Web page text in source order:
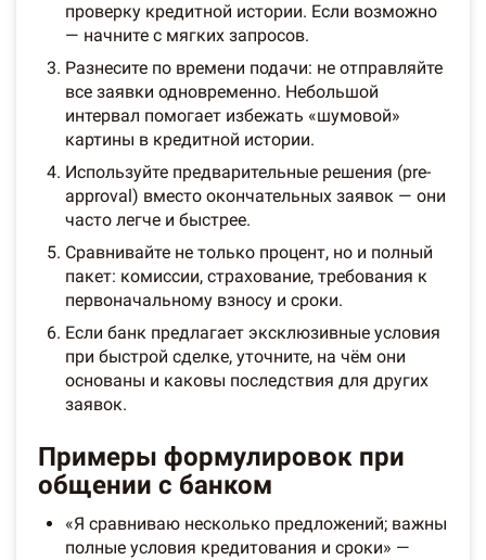
проверку кредитной истории. Если возможно
— начните с мягких запросов.
Разнесите по времени подачи: не отправляйте
все заявки одновременно. Небольшой
интервал помогает избежать «шумовой»
картины в кредитной истории.
Используйте предварительные решения (pre-
approval) вместо окончательных заявок — они
часто легче и быстрее.
Сравнивайте не только процент, но и полный
пакет: комиссии, страхование, требования к
первоначальному взносу и сроки.
Если банк предлагает эксклюзивные условия
при быстрой сделке, уточните, на чём они
основаны и каковы последствия для других
заявок.
Примеры формулировок при
общении с банком
«Я сравниваю несколько предложений; важны
полные условия кредитования и сроки» —